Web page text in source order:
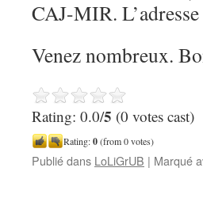
CAJ-MIR.
Venez nombreux.
Rating: 0.0/5 (0 votes cast)
Rating:0(from 0 votes)
Publié dans LoLiGrUB | Marqué